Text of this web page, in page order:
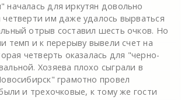
началась для иркутян довольно
им даже удалось вырваться
отрыв составил шесть очков. Но
темп и к перерыву вывели счет на
четверть оказалась для "черно-
Хозяева плохо сыграли в
грамотно провел
и трехочковые, к тому же гости